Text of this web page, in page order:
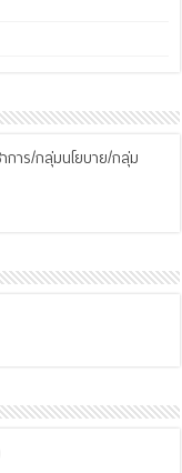
การ/กลุ่มนโยบาย/กลุ่ม